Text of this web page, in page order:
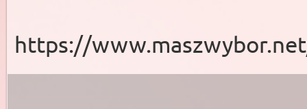
https://